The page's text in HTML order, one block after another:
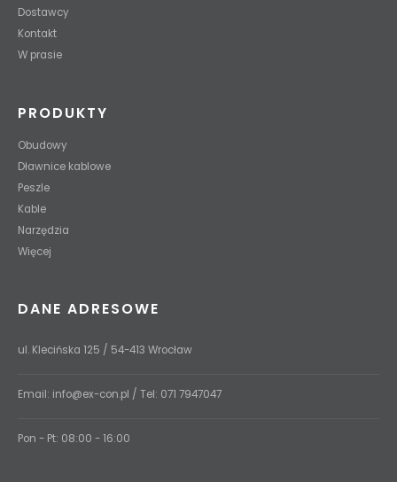
Dostawcy
Kontakt
W prasie
PRODUKTY
Obudowy
Dławnice kablowe
Peszle
Kable
Narzędzia
Więcej
DANE ADRESOWE
ul. Klecińska 125 / 54-413 Wrocław
Email: info@ex-con.pl / Tel: 071 7947047
Pon - Pt: 08:00 - 16:00